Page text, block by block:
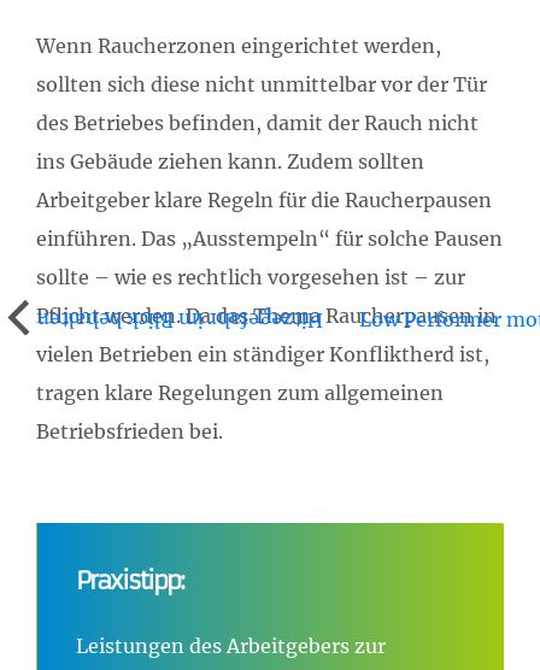
Wenn Raucherzonen eingerichtet werden,
sollten sich diese nicht unmittelbar vor der Tür
des Betriebes befinden, damit der Rauch nicht
ins Gebäude ziehen kann. Zudem sollten
Arbeitgeber klare Regeln für die Raucherpausen
einführen. Das „Ausstempeln“ für solche Pausen
sollte – wie es rechtlich vorgesehen ist – zur
Pflicht werden. Da das Thema Raucherpausen in
vielen Betrieben ein ständiger Konfliktherd ist,
tragen klare Regelungen zum allgemeinen
Betriebsfrieden bei.
Praxistipp:
Leistungen des Arbeitgebers zur
Hitzegefahr im Blick behalten Low Performer